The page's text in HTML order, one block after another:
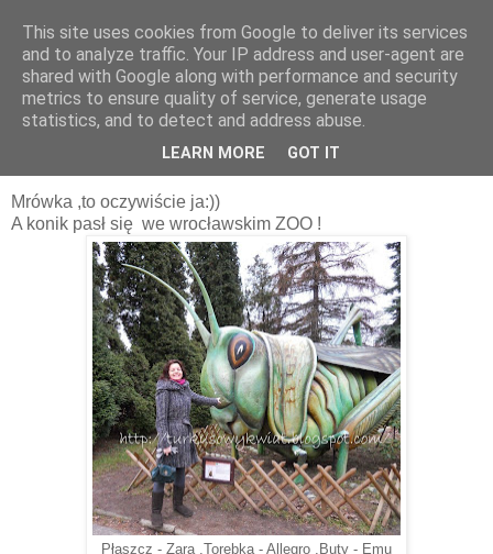
15 lutego 2011
Konik polny i mrówka;)
Mrówka ,to oczywiście ja:))
A konik pasł się we wrocławskim ZOO !
Płaszcz - Zara ,Torebka - Allegro ,Buty - Emu
This site uses cookies from Google to deliver its services
and to analyze traffic. Your IP address and user-agent are
shared with Google along with performance and security
metrics to ensure quality of service, generate usage
statistics, and to detect and address abuse.
LEARN MORE GOT IT